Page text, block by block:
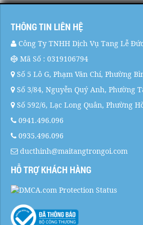
THÔNG TIN LIÊN HỆ
Công Ty TNHH Dịch Vụ Tang Lễ
Mã Số : 0319106794
Số 5 Lô G, Phạm Văn Chí, Phường
Số 3/84, Nguyễn Quý Anh, Phường
Số 592/6, Lạc Long Quân, Phường
0941.496.096
0935.496.096
ducthinh@maitangtrongoi.com
HỖ TRỢ KHÁCH HÀNG